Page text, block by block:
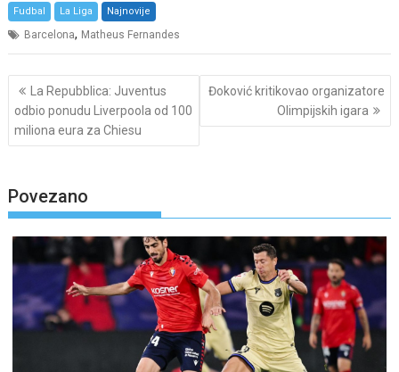
Fudbal La Liga Najnovije
Barcelona, Matheus Fernandes
Post
navigation
La Repubblica: Juventus
odbio ponudu Liverpoola od 100
miliona eura za Chiesu
Đoković kritikovao organizatore
Olimpijskih igara
Povezano